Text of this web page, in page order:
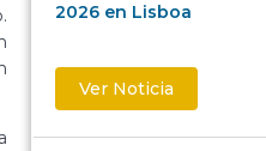
2026 en Lisboa
Ver Noticia